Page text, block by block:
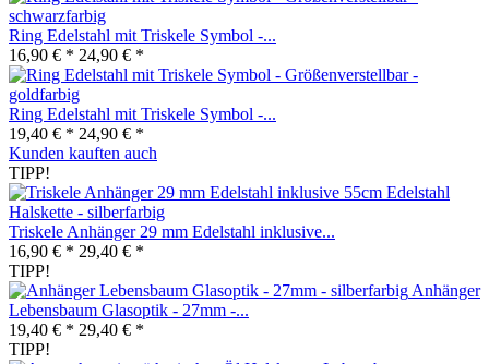
Ring Edelstahl mit Triskele Symbol -...
16,90 € * 24,90 € *
Ring Edelstahl mit Triskele Symbol -...
19,40 € * 24,90 € *
Kunden kauften auch
TIPP!
Triskele Anhänger 29 mm Edelstahl inklusive...
16,90 € * 29,40 € *
TIPP!
Anhänger
Lebensbaum Glasoptik - 27mm -...
19,40 € * 29,40 € *
TIPP!